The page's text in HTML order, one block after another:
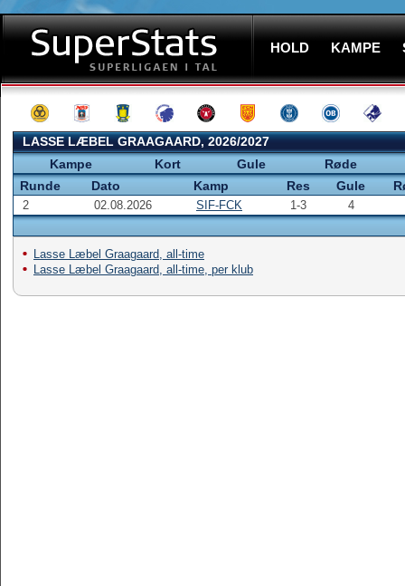
HOLD KAMPE
LASSE LÆBEL GRAAGAARD, 2026/2027
Kampe
Kort Gule
Røde
Runde
Dato Kamp Res Gule
2 02.08.2026 SIF-FCK 1-3 4
Lasse Læbel Graagaard, all-time
Lasse Læbel Graagaard, all-time, per klub